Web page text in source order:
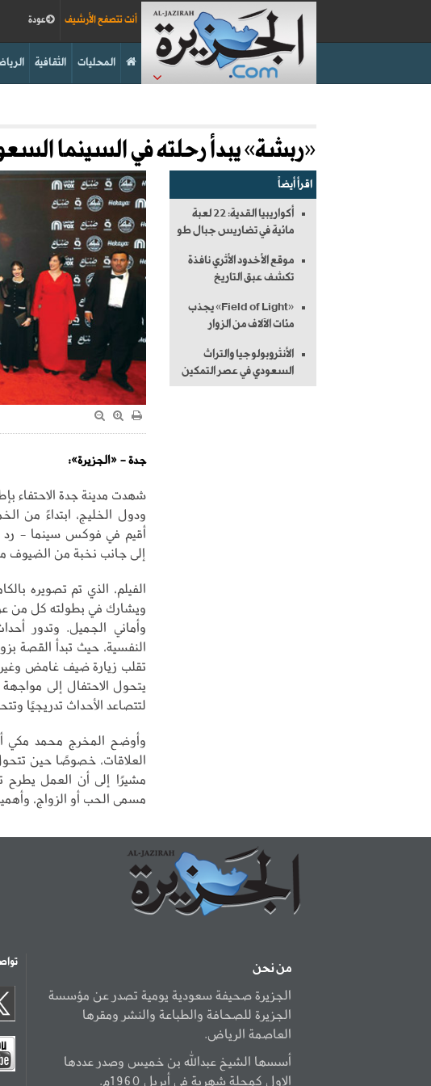
عودة أنت تتصفح الأرشيف
الثقافية المحليات
«ربشة» يبدأ رحلته في السينما
اقرأ أيضاً
أكواريبيا القدية: 22 لعبة
مائية في تضاريس جبال طو
موقع الأخدود الأثري نافذة
تكشف عبق التاريخ
«Field of Light» يجذب
مئات الآلاف من الزوار
الأنثروبولوجيا والتراث
السعودي في عصر التمكين
جدة - «الجزيرة»:
شهدت مدينة جدة الاحتفاء
أقيم في فوكس سينما -
إلى جانب نخبة من الضيوف
الفيلم، الذي تم تصويره
ويشارك في بطولته كل من
وأماني الجميل. وتدور
النفسية، حيث تبدأ القصة
تقلب زيارة ضيف غامض
يتحول الاحتفال إلى مواجهة
لتتصاعد الأحداث تدريجيًا
وأوضح المخرج محمد مكي
العلاقات، خصوصًا حين
مشيرًا إلى أن العمل يطرح
مسمى الحب أو الزواج،
من نحن
الجزيرة صحيفة سعودية يومية تصدر عن مؤسسة
الجزيرة للصحافة والطباعة والنشر ومقرها
العاصمة الرياض.
أسسها الشيخ عبدالله بن خميس وصدر عددها
الاول كمجلة شهرية في أبريل 1960م.